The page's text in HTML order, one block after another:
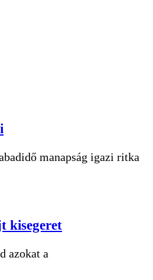
manapság igazi ritka
kisegeret
azokat a